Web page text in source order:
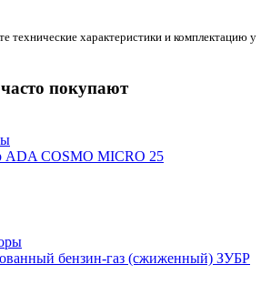
технические характеристики и комплектацию у
покупают
ADA COSMO MICRO 25
бензин-газ (сжиженный) ЗУБР